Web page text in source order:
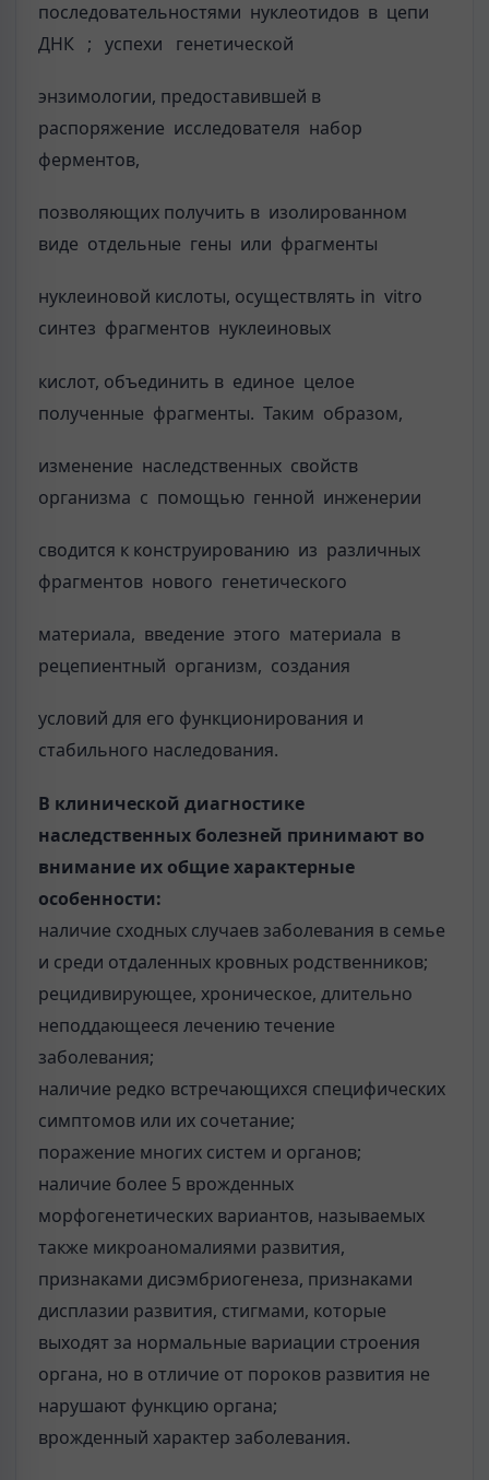
последовательностями нуклеотидов в цепи
ДНК ; успехи генетической
энзимологии, предоставившей в
распоряжение исследователя набор
ферментов,
позволяющих получить в изолированном
виде отдельные гены или фрагменты
нуклеиновой кислоты, осуществлять in vitro
синтез фрагментов нуклеиновых
кислот, объединить в единое целое
полученные фрагменты. Таким образом,
изменение наследственных свойств
организма с помощью генной инженерии
сводится к конструированию из различных
фрагментов нового генетического
материала, введение этого материала в
рецепиентный организм, создания
условий для его функционирования и
стабильного наследования.
В клинической диагностике
наследственных болезней принимают во
внимание их общие характерные
особенности:
наличие сходных случаев заболевания в семье
и среди отдаленных кровных родственников;
рецидивирующее, хроническое, длительно
неподдающееся лечению течение
заболевания;
наличие редко встречающихся специфических
симптомов или их сочетание;
поражение многих систем и органов;
наличие более 5 врожденных
морфогенетических вариантов, называемых
также микроаномалиями развития,
признаками дисэмбриогенеза, признаками
дисплазии развития, стигмами, которые
выходят за нормальные вариации строения
органа, но в отличие от пороков развития не
нарушают функцию органа;
врожденный характер заболевания.